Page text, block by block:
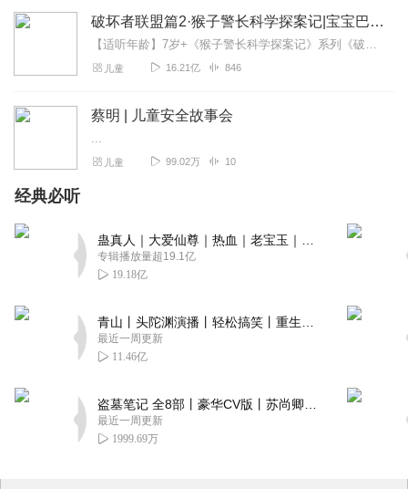
破坏者联盟篇2·猴子警长科学探案记|宝宝巴士故事
【适听年龄】7岁+《猴子警长科学探案记》系列《破坏者联盟篇1·猴子警长科学探案记》>>>《破坏者联盟篇2·猴子警长科学探案记》>>>《破坏者联盟篇3·猴子警长科...
儿童 16.21亿 846
蔡明 | 儿童安全故事会
...
儿童 99.02万 10
经典必听
专辑播放量超19.1亿
19.18亿
最近一周更新
11.46亿
最近一周更新
1999.69万